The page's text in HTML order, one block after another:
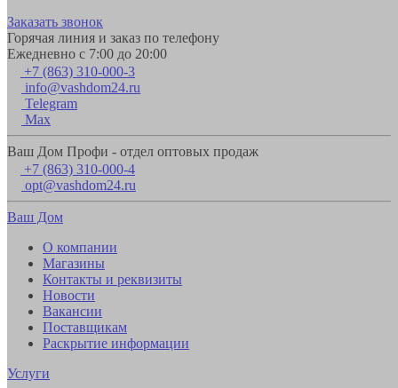
Заказать звонок
Горячая линия и заказ по телефону
Ежедневно с 7:00 до 20:00
+7 (863) 310-000-3
info@vashdom24.ru
Telegram
Max
Ваш Дом Профи - отдел оптовых продаж
+7 (863) 310-000-4
opt@vashdom24.ru
Ваш Дом
О компании
Магазины
Контакты и реквизиты
Новости
Вакансии
Поставщикам
Раскрытие информации
Услуги